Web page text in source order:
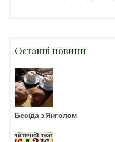
Останні новини
Бесіда з Янголом